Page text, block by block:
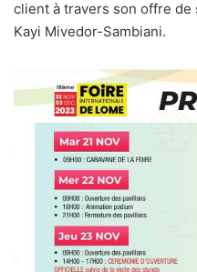
client à travers son offre de
Kayi Mivedor-Sambiani.